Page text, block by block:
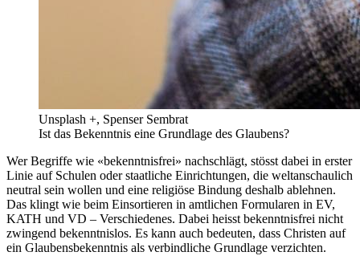
Unsplash +, Spenser Sembrat
Ist das Bekenntnis eine Grundlage des Glaubens?
Wer Begriffe wie «bekenntnisfrei» nachschlägt, stösst dabei in erster
Linie auf Schulen oder staatliche Einrichtungen, die weltanschaulich
neutral sein wollen und eine religiöse Bindung deshalb ablehnen.
Das klingt wie beim Einsortieren in amtlichen Formularen in EV,
KATH und VD – Verschiedenes. Dabei heisst bekenntnisfrei nicht
zwingend bekenntnislos. Es kann auch bedeuten, dass Christen auf
ein Glaubensbekenntnis als verbindliche Grundlage verzichten.